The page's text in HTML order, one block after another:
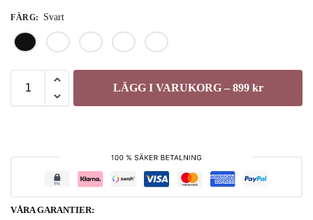
FÄRG: Svart
LÄGG I VARUKORG – 899 kr
VÅRA GARANTIER: